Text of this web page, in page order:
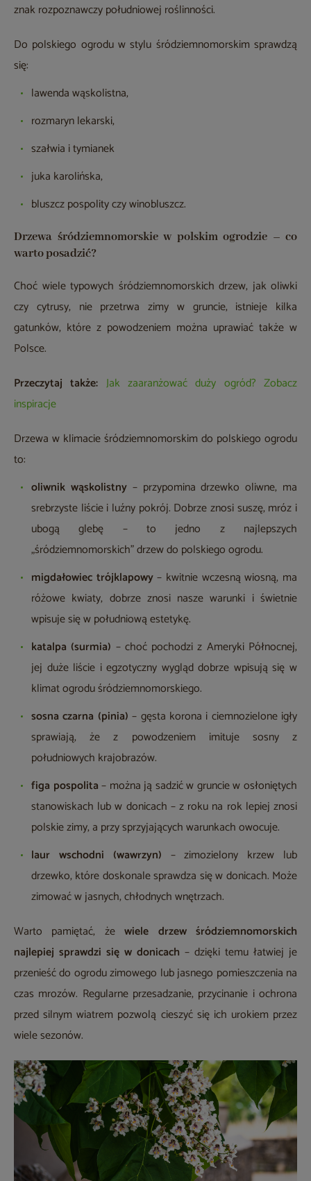
znak rozpoznawczy południowej roślinności.
Do polskiego ogrodu w stylu śródziemnomorskim sprawdzą
się:
lawenda wąskolistna,
rozmaryn lekarski,
szałwia i tymianek
juka karolińska,
bluszcz pospolity czy winobluszcz.
Drzewa śródziemnomorskie w polskim ogrodzie – co
warto posadzić?
Choć wiele typowych śródziemnomorskich drzew, jak oliwki
czy cytrusy, nie przetrwa zimy w gruncie, istnieje kilka
gatunków, które z powodzeniem można uprawiać także w
Polsce.
Przeczytaj także: Jak zaaranżować duży ogród? Zobacz
inspiracje
Drzewa w klimacie śródziemnomorskim do polskiego ogrodu
to:
oliwnik wąskolistny – przypomina drzewko oliwne, ma
srebrzyste liście i luźny pokrój. Dobrze znosi suszę, mróz i
ubogą glebę – to jedno z najlepszych
„śródziemnomorskich” drzew do polskiego ogrodu.
migdałowiec trójklapowy– kwitnie wczesną wiosną, ma
różowe kwiaty, dobrze znosi nasze warunki i świetnie
wpisuje się w południową estetykę.
katalpa (surmia) – choć pochodzi z Ameryki Północnej,
jej duże liście i egzotyczny wygląd dobrze wpisują się w
klimat ogrodu śródziemnomorskiego.
sosna czarna (pinia) – gęsta korona i ciemnozielone igły
sprawiają, że z powodzeniem imituje sosny z
południowych krajobrazów.
figa pospolita– można ją sadzić w gruncie w osłoniętych
stanowiskach lub w donicach – z roku na rok lepiej znosi
polskie zimy, a przy sprzyjających warunkach owocuje.
laur wschodni (wawrzyn) – zimozielony krzew lub
drzewko, które doskonale sprawdza się w donicach. Może
zimować w jasnych, chłodnych wnętrzach.
Warto pamiętać, żewiele drzew śródziemnomorskich
najlepiej sprawdzi się w donicach – dzięki temu łatwiej je
przenieść do ogrodu zimowego lub jasnego pomieszczenia na
czas mrozów. Regularne przesadzanie, przycinanie i ochrona
przed silnym wiatrem pozwolą cieszyć się ich urokiem przez
wiele sezonów.